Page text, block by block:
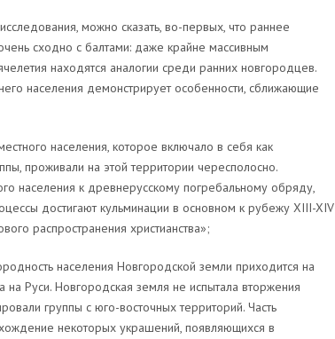
можно сказать, во-первых, что раннее
сходно с балтами: даже крайне массивным
находятся аналогии среди ранних новгородцев.
населения демонстрирует особенности, сближающие
населения, которое включало в себя как
проживали на этой территории чересполосно.
населения к древнерусскому погребальному обряду,
достигают кульминации в основном к рубежу XIII-XIV
распространения христианства»;
населения Новгородской земли приходится на
на Руси. Новгородская земля не испытала вторжения
группы с юго-восточных территорий. Часть
некоторых украшений, появляющихся в